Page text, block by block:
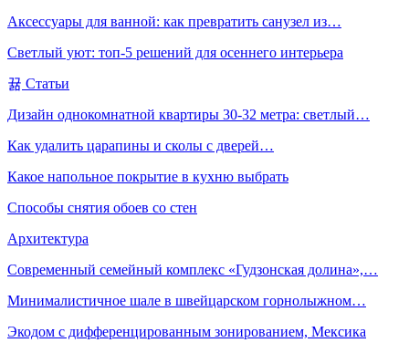
Аксессуары для ванной: как превратить санузел из…
Светлый уют: топ-5 решений для осеннего интерьера
Статьи
Дизайн однокомнатной квартиры 30-32 метра: светлый…
Как удалить царапины и сколы с дверей…
Какое напольное покрытие в кухню выбрать
Способы снятия обоев со стен
Архитектура
Современный семейный комплекс «Гудзонская долина»,…
Минималистичное шале в швейцарском горнолыжном…
Экодом с дифференцированным зонированием, Мексика